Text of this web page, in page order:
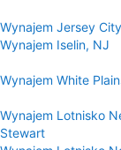
Wynajem Jersey
Wynajem Iselin, NJ
Wynajem White
Wynajem Lotnisko
Stewart